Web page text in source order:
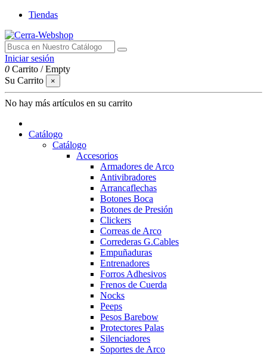
Tiendas
Iniciar sesión
0 Carrito /Empty
Su Carrito
×
No hay más artículos en su carrito
Catálogo
Catálogo
Accesorios
Armadores de Arco
Antivibradores
Arrancaflechas
Botones Boca
Botones de Presión
Clickers
Correas de Arco
Correderas G.Cables
Empuñaduras
Entrenadores
Forros Adhesivos
Frenos de Cuerda
Nocks
Peeps
Pesos Barebow
Protectores Palas
Silenciadores
Soportes de Arco